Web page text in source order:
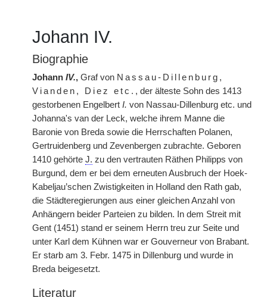
Johann IV.
Biographie
Johann IV., Graf von Nassau-Dillenburg,
Vianden, Diez etc. , der älteste Sohn des 1413
gestorbenen Engelbert I. von Nassau-Dillenburg etc. und
Johanna's van der Leck, welche ihrem Manne die
Baronie von Breda sowie die Herrschaften Polanen,
Gertruidenberg und Zevenbergen zubrachte. Geboren
1410 gehörte J. zu den vertrauten Räthen Philipps von
Burgund, dem er bei dem erneuten Ausbruch der Hoek-
Kabeljau’schen Zwistigkeiten in Holland den Rath gab,
die Städteregierungen aus einer gleichen Anzahl von
Anhängern beider Parteien zu bilden. In dem Streit mit
Gent (1451) stand er seinem Herrn treu zur Seite und
unter Karl dem Kühnen war er Gouverneur von Brabant.
Er starb am 3. Febr. 1475 in Dillenburg und wurde in
Breda beigesetzt.
Literatur